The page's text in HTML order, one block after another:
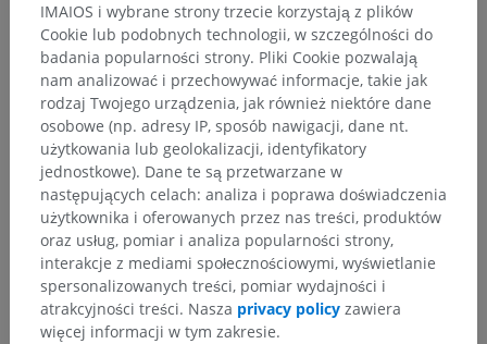
Hierarchia anatomiczna
IMAIOS i wybrane strony trzecie korzystają z plików
Cookie lub podobnych technologii, w szczególności do
badania popularności strony. Pliki Cookie pozwalają
nam analizować i przechowywać informacje, takie jak
rodzaj Twojego urządzenia, jak również niektóre dane
osobowe (np. adresy IP, sposób nawigacji, dane nt.
użytkowania lub geolokalizacji, identyfikatory
jednostkowe). Dane te są przetwarzane w
następujących celach: analiza i poprawa doświadczenia
użytkownika i oferowanych przez nas treści, produktów
oraz usług, pomiar i analiza popularności strony,
interakcje z mediami społecznościowymi, wyświetlanie
spersonalizowanych treści, pomiar wydajności i
atrakcyjności treści. Nasza privacy policy zawiera
więcej informacji w tym zakresie.